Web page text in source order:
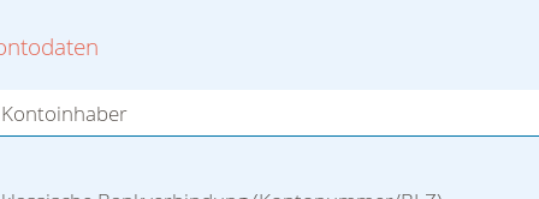
Kontoinhaber